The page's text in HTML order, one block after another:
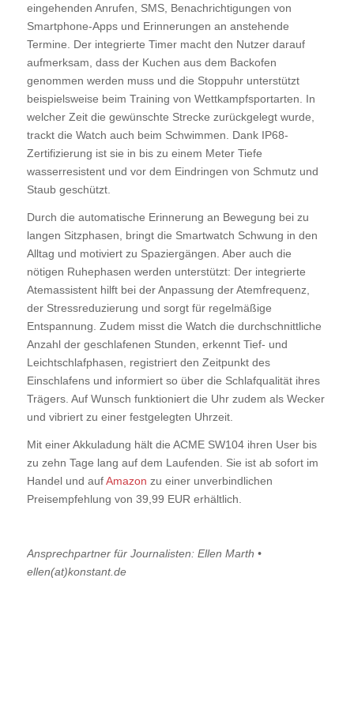
eingehenden Anrufen, SMS, Benachrichtigungen von
Smartphone-Apps und Erinnerungen an anstehende
Termine. Der integrierte Timer macht den Nutzer darauf
aufmerksam, dass der Kuchen aus dem Backofen
genommen werden muss und die Stoppuhr unterstützt
beispielsweise beim Training von Wettkampfsportarten. In
welcher Zeit die gewünschte Strecke zurückgelegt wurde,
trackt die Watch auch beim Schwimmen. Dank IP68-
Zertifizierung ist sie in bis zu einem Meter Tiefe
wasserresistent und vor dem Eindringen von Schmutz und
Staub geschützt.
Durch die automatische Erinnerung an Bewegung bei zu
langen Sitzphasen, bringt die Smartwatch Schwung in den
Alltag und motiviert zu Spaziergängen. Aber auch die
nötigen Ruhephasen werden unterstützt: Der integrierte
Atemassistent hilft bei der Anpassung der Atemfrequenz,
der Stressreduzierung und sorgt für regelmäßige
Entspannung. Zudem misst die Watch die durchschnittliche
Anzahl der geschlafenen Stunden, erkennt Tief- und
Leichtschlafphasen, registriert den Zeitpunkt des
Einschlafens und informiert so über die Schlafqualität ihres
Trägers. Auf Wunsch funktioniert die Uhr zudem als Wecker
und vibriert zu einer festgelegten Uhrzeit.
Mit einer Akkuladung hält die ACME SW104 ihren User bis
zu zehn Tage lang auf dem Laufenden. Sie ist ab sofort im
Handel und aufAmazon zu einer unverbindlichen
Preisempfehlung von 39,99 EUR erhältlich.
Ansprechpartner für Journalisten: Ellen Marth •
ellen(at)konstant.de